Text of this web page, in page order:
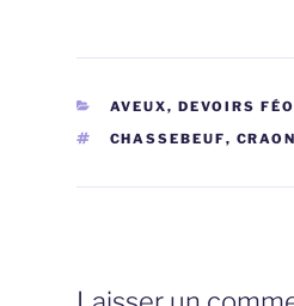
CATÉGORIES
AVEUX, DEVOIRS
ÉTIQUETTES
CHASSEBEUF, CRAON